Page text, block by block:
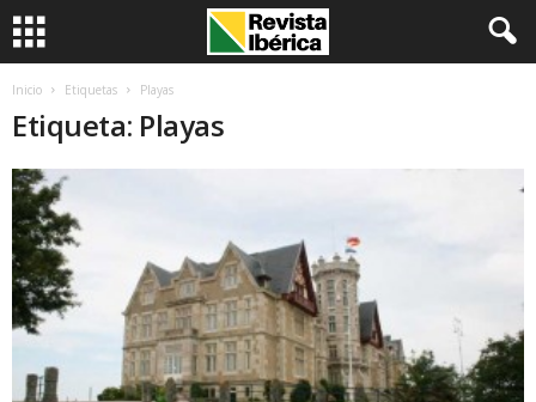
Inicio Etiquetas Playas
Etiqueta: Playas